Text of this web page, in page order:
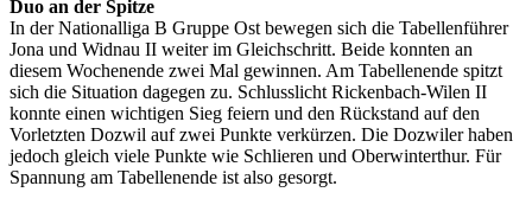
Duo an der Spitze
In der Nationalliga B Gruppe Ost bewegen sich die Tabellenführer
Jona und Widnau II weiter im Gleichschritt. Beide konnten an
diesem Wochenende zwei Mal gewinnen. Am Tabellenende spitzt
sich die Situation dagegen zu. Schlusslicht Rickenbach-Wilen II
konnte einen wichtigen Sieg feiern und den Rückstand auf den
Vorletzten Dozwil auf zwei Punkte verkürzen. Die Dozwiler haben
jedoch gleich viele Punkte wie Schlieren und Oberwinterthur. Für
Spannung am Tabellenende ist also gesorgt.